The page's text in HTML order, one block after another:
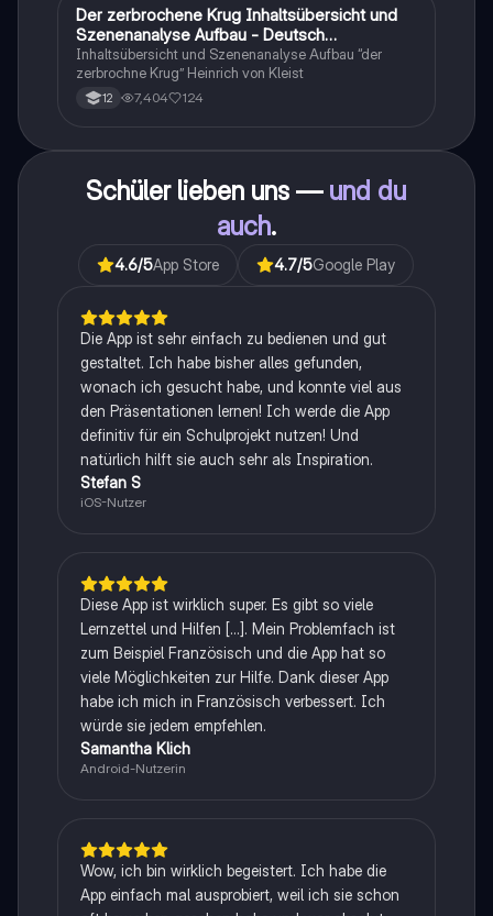
Deutsch
Der zerbrochene Krug Inhaltsübersicht und
Szenenanalyse Aufbau - Deutsch
Q1/Q2/Abitur
Inhaltsübersicht und Szenenanalyse Aufbau “der
zerbrochne Krug” Heinrich von Kleist
12 7,404 124
Schüler lieben uns — und du
auch.
4.6/5App Store 4.7/5Google Play
Die App ist sehr einfach zu bedienen und gut
gestaltet. Ich habe bisher alles gefunden,
wonach ich gesucht habe, und konnte viel aus
den Präsentationen lernen! Ich werde die App
definitiv für ein Schulprojekt nutzen! Und
natürlich hilft sie auch sehr als Inspiration.
Stefan S
iOS-Nutzer
Diese App ist wirklich super. Es gibt so viele
Lernzettel und Hilfen [...]. Mein Problemfach ist
zum Beispiel Französisch und die App hat so
viele Möglichkeiten zur Hilfe. Dank dieser App
habe ich mich in Französisch verbessert. Ich
würde sie jedem empfehlen.
Samantha Klich
Android-Nutzerin
Wow, ich bin wirklich begeistert. Ich habe die
App einfach mal ausprobiert, weil ich sie schon